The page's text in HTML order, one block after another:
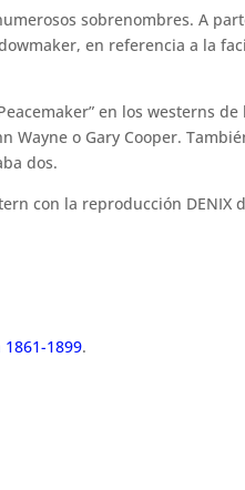
sobrenombres. A
en referencia a la
en los westerns de
Wayne o Gary Cooper.
dos.
con la reproducción DENIX
1899.